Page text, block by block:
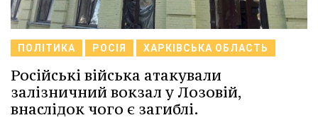
ПОЛІТИКА РОСІЯ ХАРКІВСЬКА ОБЛАСТЬ
Російські війська атакували
залізничний вокзал у Лозовій,
внаслідок чого є загиблі.